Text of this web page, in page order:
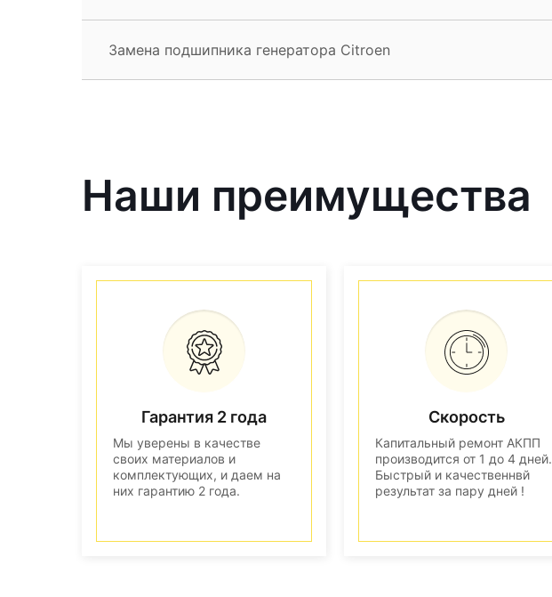
Замена подшипника генератора Citroen
Наши преимущества
Гарантия 2 года
Мы уверены в качестве
своих материалов и
комплектующих, и даем на
них гарантию 2 года.
Скорость
Капитальный ремонт АКПП
производится от 1 до 4 дней.
Быстрый и качественнвй
результат за пару дней !